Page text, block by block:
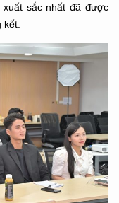
sắc nhất đã được